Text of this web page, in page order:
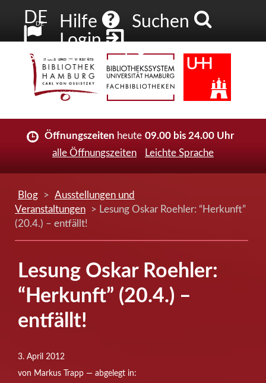
DE
DE Hilfe
Suchen
Login
Neuer Account
Öffnungszeiten heute 09.00 bis 24.00 Uhr
alle Öffnungszeiten
Leichte Sprache
Blog > Ausstellungen und
Veranstaltungen
> Lesung Oskar Roehler: “Herkunft”
(20.4.) – entfällt!
Lesung Oskar Roehler:
“Herkunft” (20.4.) –
entfällt!
3. April 2012
von Markus Trapp — abgelegt in: